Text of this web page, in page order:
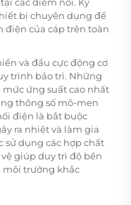
bị chuyên dụng để
điện của cáp trên toàn
và đầu cực động cơ
trình bảo trì. Những
ứng suất cao nhất
thông số mô-men
điện là bắt buộc
ra nhiệt và làm gia
sử dụng các hợp chất
giúp duy trì độ bền
môi trường khắc